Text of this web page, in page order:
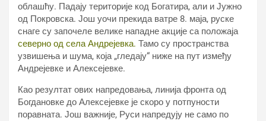
облашћу. Падају територије код Богатира, али и Јужно
од Покровска. Још уочи прекида ватре 8. маја, руске
снаге су започеле велике нападне акције са положаја
северно од села Андрејевка. Тамо су пространства
узвишења и шума, која „гледају“ ниже на пут између
Андрејевке и Алексејевке.
Као резултат ових напредовања, линија фронта од
Богдановке до Алексејевке је скоро у потпуности
поравната. Још важније, Руси напредују не само по